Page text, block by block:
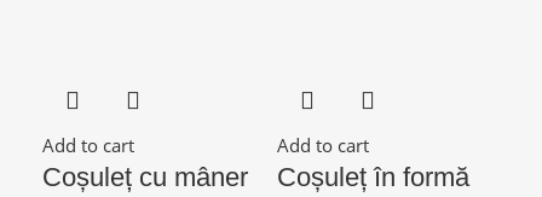
Add to cart
Coșuleț cu mâner
Add to cart
Coșuleț în formă